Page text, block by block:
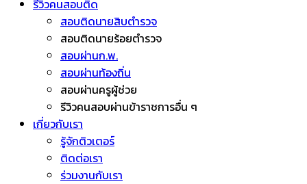
รีวิวคนสอบติด
สอบติดนายสิบตำรวจ
สอบติดนายร้อยตำรวจ
สอบผ่านก.พ.
สอบผ่านท้องถิ่น
สอบผ่านครูผู้ช่วย
รีวิวคนสอบผ่านข้าราชการอื่น ๆ
เกี่ยวกับเรา
รู้จักติวเตอร์
ติดต่อเรา
ร่วมงานกับเรา